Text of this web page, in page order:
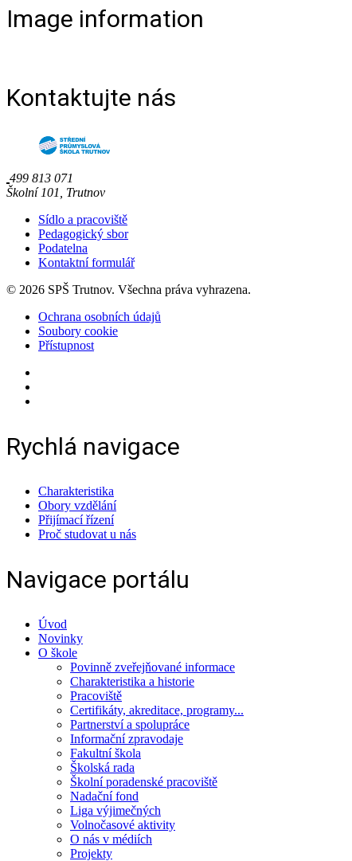
Image information
Kontaktujte nás
499 813 071
Školní 101, Trutnov
Sídlo a pracoviště
Pedagogický sbor
Podatelna
Kontaktní formulář
© 2026 SPŠ Trutnov. Všechna práva vyhrazena.
Ochrana osobních údajů
Soubory cookie
Přístupnost
Rychlá navigace
Charakteristika
Obory vzdělání
Přijímací řízení
Proč studovat u nás
Navigace portálu
Úvod
Novinky
O škole
Povinně zveřejňované informace
Charakteristika a historie
Pracoviště
Certifikáty, akreditace, programy...
Partnerství a spolupráce
Informační zpravodaje
Fakultní škola
Školská rada
Školní poradenské pracoviště
Nadační fond
Liga výjimečných
Volnočasové aktivity
O nás v médiích
Projekty